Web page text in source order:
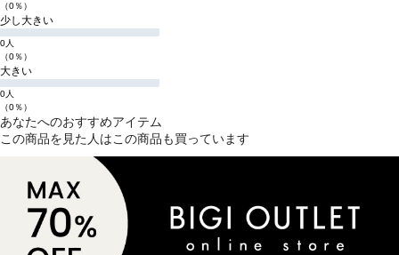
（0％）
少し大きい
0人
（0％）
大きい
0人
（0％）
あなたへのおすすめアイテム
この商品を見た人はこの商品も買っています